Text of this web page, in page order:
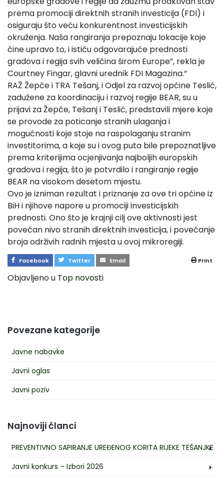
Povezane kategorije
Javne nabavke
Javni oglas
Javni poziv
prema promociji direktnih stranih investicija (FDI) i
osiguraju što veću konkurentnost investicijskih
okruženja. Naša rangiranja prepoznaju lokacije koje
čine upravo to, i ističu odgovarajuće prednosti
gradova i regija svih veličina širom Europe”, rekla je
Courtney Fingar, glavni urednik FDI Magazina.“
RAŽ Žepče i TRA Tešanj, i Odjel za razvoj općine Teslić,
zadužene za koordinaciju i razvoj regije BEAR, su u
prijavi za Žepče, Tešanj i Teslić, predstavili mjere koje
se provode za poticanje stranih ulaganja i
mogućnosti koje stoje na raspolaganju stranim
investitorima, a koje su i ovog puta bile prepoznatljive
prema kriterijima ocjenjivanja najboljih europskih
gradova i regija, što je potvrdilo i rangiranje regije
BEAR na visokom desetom mjestu.
Ovo je izniman rezultat i priznanje za ove tri općine iz
BiH i njihove napore u promociji investicijskih
prednosti. Ono što je krajnji cilj ove aktivnosti jest
povećan nivo stranih direktnih investicija, i povećanje
broja održivih radnih mjesta u ovoj mikroregiji.
Facebook Twitter Email Print
Objavljeno u Top novosti
Najnoviji članci
PREVENTIVNO SAPIRANJE UREĐENOG KORITA RIJEKE TEŠANJKE
Javni konkurs – Izbori 2026